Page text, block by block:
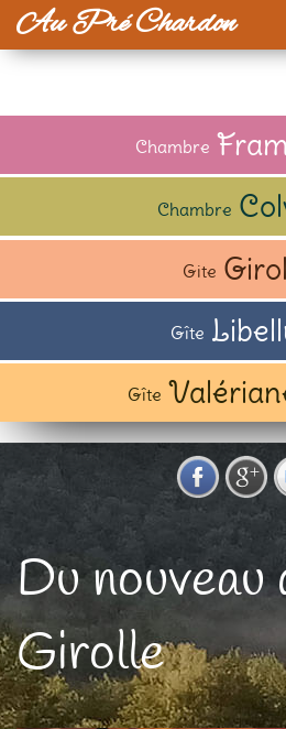
Au Pré Chardon
Chambre
Chambre
Gite
Gîte
Gîte
Du nouveau
Girolle